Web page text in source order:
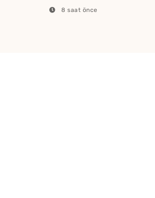
Yolları
8 saat önce